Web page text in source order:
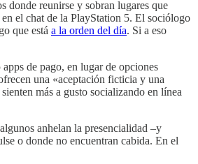
donde reunirse y sobran lugares que
el chat de la PlayStation 5. El sociólogo
que está a la orden del día. Si a eso
apps de pago, en lugar de opciones
una «aceptación ficticia y una
más a gusto socializando en línea
anhelan la presencialidad –y
o donde no encuentran cabida. En el